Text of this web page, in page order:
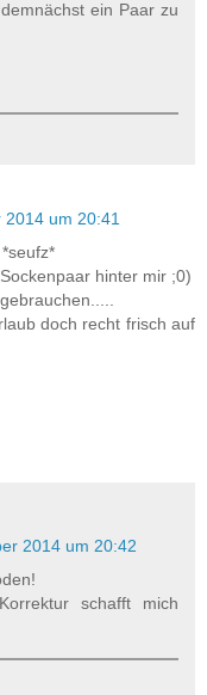
ein Paar zu
2014 um 20:41
hinter mir ;0)
doch recht frisch auf
2014 um 20:42
schafft mich